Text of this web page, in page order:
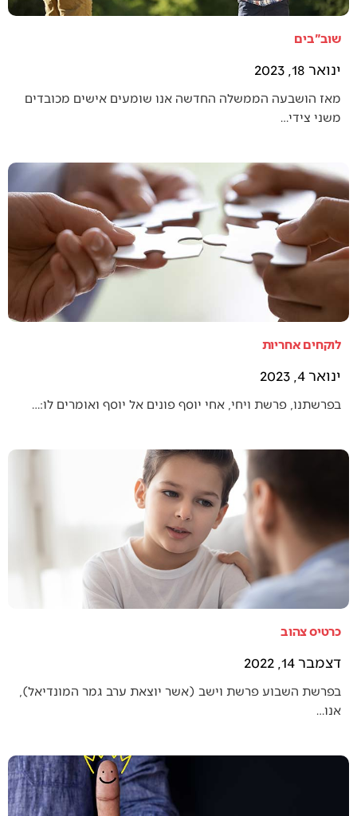
שוב"בים
ינואר 18, 2023
מאז הושבעה הממשלה החדשה אנו שומעים אישים מכובדים
משני צידי…
לוקחים אחריות
ינואר 4, 2023
בפרשתנו, פרשת ויחי, אחי יוסף פונים אל יוסף ואומרים לו:…
כרטיס צהוב
דצמבר 14, 2022
בפרשת השבוע פרשת וישב (אשר יוצאת ערב גמר המונדיאל),
אנו…